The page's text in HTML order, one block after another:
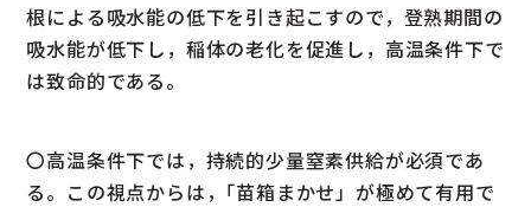
根による吸水能の低下を引き起こすので，登熟期間の
吸水能が低下し，稲体の老化を促進し，高温条件下で
は致命的である。
〇高温条件下では，持続的少量窒素供給が必須であ
る。この視点からは，｢苗箱まかせ」が極めて有用で